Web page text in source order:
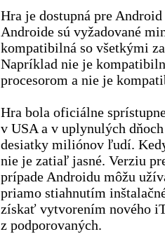
Hra je dostupná pre
Androide sú vyžadované
kompatibilná so všetkými
Napríklad nie je
procesorom a nie je
Hra bola oficiálne
v USA a v uplynulých
desiatky miliónov ľudí.
nie je zatiaľ jasné. Verziu
prípade Androidu môžu
priamo stiahnutím
získať vytvorením nového
z podporovaných.